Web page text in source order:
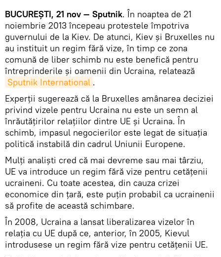
BUCUREŞTI, 21 nov — Sputnik. În noaptea de 21
noiembrie 2013 începeau protestele împotriva
guvernului de la Kiev. De atunci, Kiev și Bruxelles nu
au instituit un regim fără vize, în timp ce zona
comună de liber schimb nu este benefică pentru
întreprinderile şi oamenii din Ucraina, relatează
Sputnik International .
Experții sugerează că la Bruxelles amânarea deciziei
privind vizele pentru Ucraina nu este un semn al
înrăutăţirilor relaţiilor dintre UE şi Ucraina. În
schimb, impasul negocierilor este legat de situația
politică instabilă din cadrul Uniunii Europene.
Mulți analiști cred că mai devreme sau mai târziu,
UE va introduce un regim fără vize pentru cetățenii
ucraineni. Cu toate acestea, din cauza crizei
economice din ţară, este puţin probabil ca ucrainenii
să profite de această schimbare.
În 2008, Ucraina a lansat liberalizarea vizelor în
relaţia cu UE după ce, anterior, în 2005, Kievul
introdusese un regim fără vize pentru cetățenii UE.